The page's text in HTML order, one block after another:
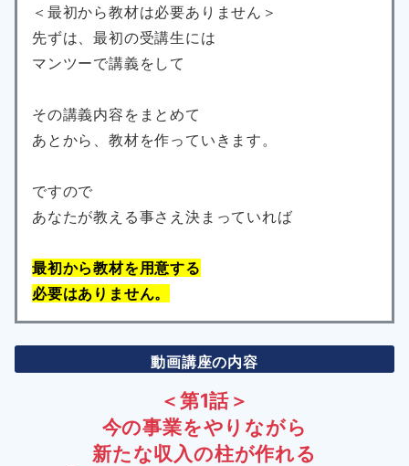
＜最初から教材は必要ありません＞
先ずは、最初の受講生には
マンツーで講義をして
その講義内容をまとめて
あとから、教材を作っていきます。
ですので
あなたが教える事さえ決まっていれば
最初から教材を用意する
必要はありません。
動画講座の内容
＜第1話＞
今の事業をやりながら
新たな収入の柱が作れる